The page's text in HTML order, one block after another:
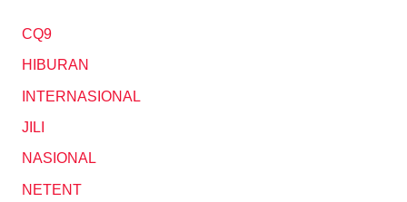
CQ9
HIBURAN
INTERNASIONAL
JILI
NASIONAL
NETENT